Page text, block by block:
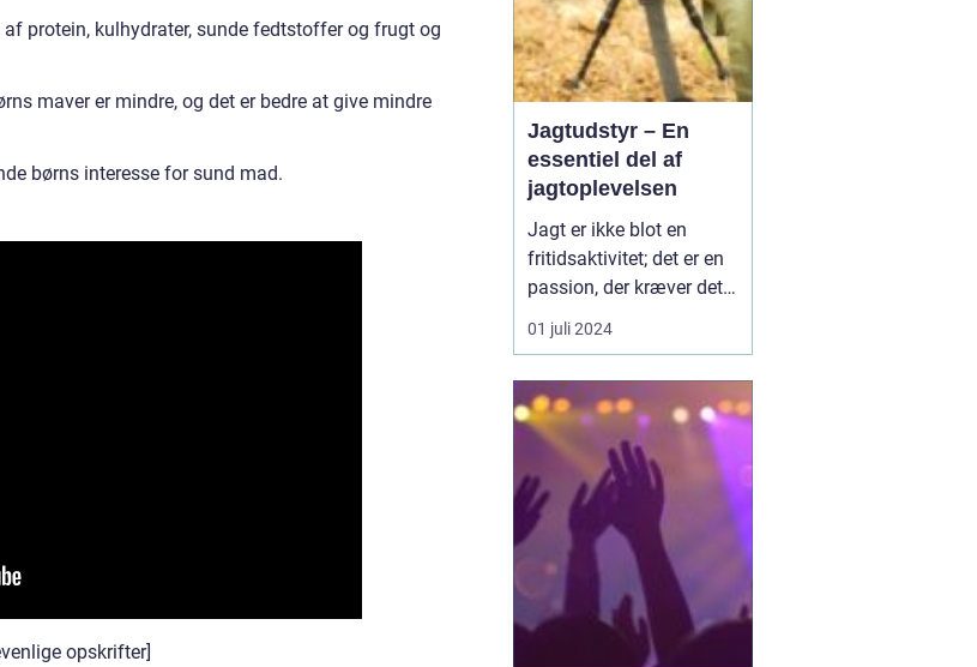
protein, kulhydrater, sunde fedtstoffer og frugt og
maver er mindre, og det er bedre at give mindre
børns interesse for sund mad.
opskrifter]
Jagtudstyr – En
essentiel del af
jagtoplevelsen
Jagt er ikke blot en
fritidsaktivitet; det er en
passion, der kræver det
rigtige udstyr og
forberedelse. I jagtens
at have stabilt og
pålideligt udstyr
vanskelig at overvurdere.
Godt jagtudstyr forhøjer
jag...
01 juli 2024